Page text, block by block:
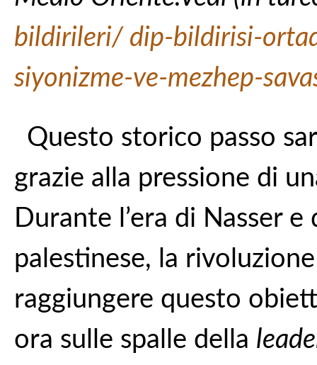
bildirileri/ dip-bildirisi-
siyonizme-ve-mezhep-
Questo storico passo
grazie alla pressione di
Durante l’era di Nasser
palestinese, la
raggiungere questo
ora sulle spalle della